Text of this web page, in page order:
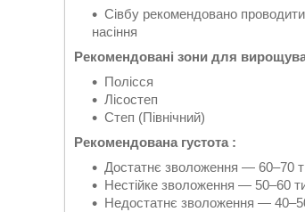
Сівбу рекомендовано
насіння
Рекомендовані зони для
Полісся
Лісостеп
Степ (Північний)
Рекомендована густота :
Достатнє зволоження — 60–70
Нестійке зволоження — 50–60
Недостатнє зволоження —